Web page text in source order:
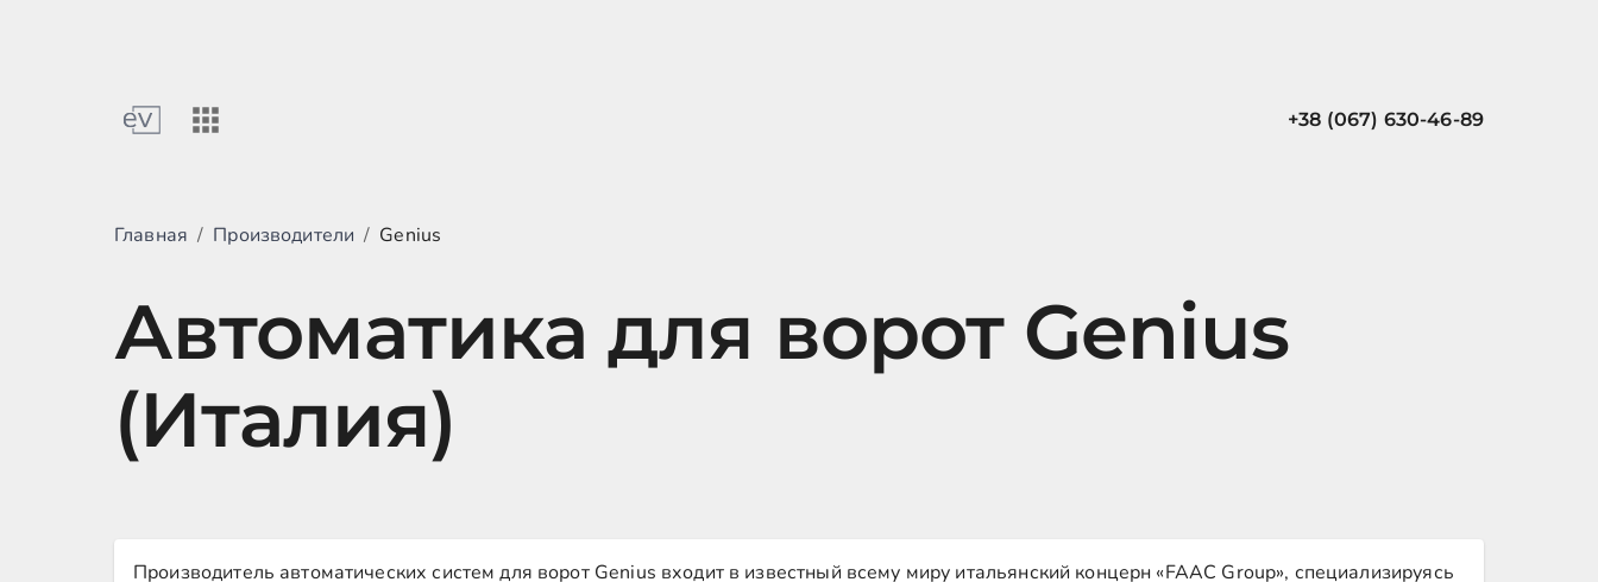
+38 (067) 630-46-89
Главная / Производители / Genius
Автоматика для ворот Genius
(Италия)
Производитель автоматических систем для ворот Genius входит в известный всему миру итальянский концерн «FAAC Group», специализируясь